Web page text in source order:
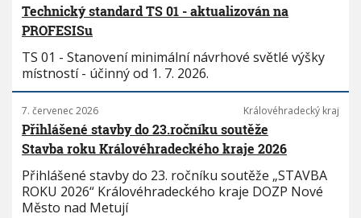
Technický standard TS 01 - aktualizován na
PROFESISu
TS 01 - Stanovení minimální návrhové světlé výšky
místností - účinný od 1. 7. 2026.
7. červenec 2026 Královéhradecký kraj
Přihlášené stavby do 23.ročníku soutěže
Stavba roku Královéhradeckého kraje 2026
Přihlášené stavby do 23. ročníku soutěže „STAVBA
ROKU 2026“ Královéhradeckého kraje DOZP Nové
Město nad Metují